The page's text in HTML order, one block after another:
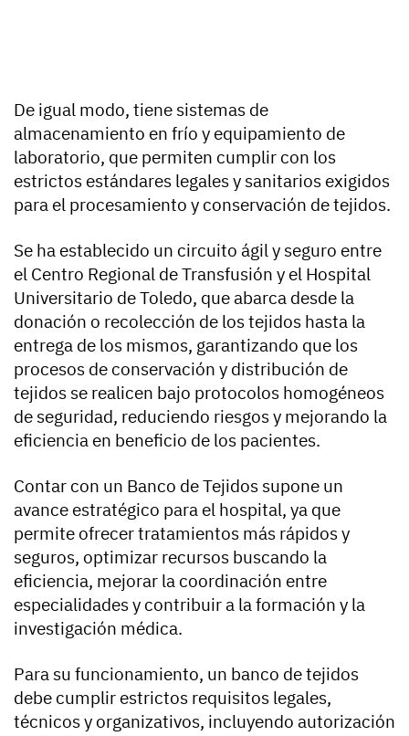
De igual modo, tiene sistemas de
almacenamiento en frío y equipamiento de
laboratorio, que permiten cumplir con los
estrictos estándares legales y sanitarios exigidos
para el procesamiento y conservación de tejidos.
Se ha establecido un circuito ágil y seguro entre
el Centro Regional de Transfusión y el Hospital
Universitario de Toledo, que abarca desde la
donación o recolección de los tejidos hasta la
entrega de los mismos, garantizando que los
procesos de conservación y distribución de
tejidos se realicen bajo protocolos homogéneos
de seguridad, reduciendo riesgos y mejorando la
eficiencia en beneficio de los pacientes.
Contar con un Banco de Tejidos supone un
avance estratégico para el hospital, ya que
permite ofrecer tratamientos más rápidos y
seguros, optimizar recursos buscando la
eficiencia, mejorar la coordinación entre
especialidades y contribuir a la formación y la
investigación médica.
Para su funcionamiento, un banco de tejidos
debe cumplir estrictos requisitos legales,
técnicos y organizativos, incluyendo autorización